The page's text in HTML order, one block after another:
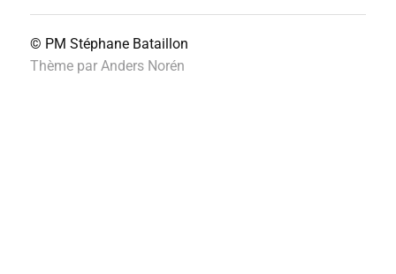
© PM Stéphane Bataillon
Thème par Anders Norén